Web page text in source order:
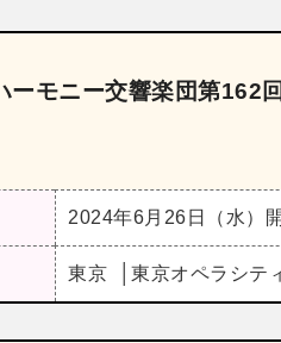
ーモニー交響楽団第162
2024年6月26日（水）
東京 東京オペラシテ